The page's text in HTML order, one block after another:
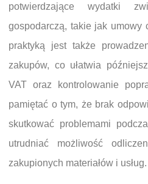
potwierdzające wydatki
gospodarczą, takie jak umowy
praktyką jest także
zakupów, co ułatwia
VAT oraz kontrolowanie
pamiętać o tym, że brak
skutkować problemami
utrudniać możliwość
zakupionych materiałów i usług.